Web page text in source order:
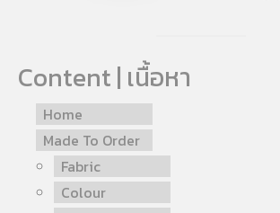
Content | เนื้อหา
Home
Made To Order
Fabric
Colour